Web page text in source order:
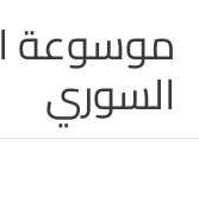
المحتوى
موسوعة
السوري